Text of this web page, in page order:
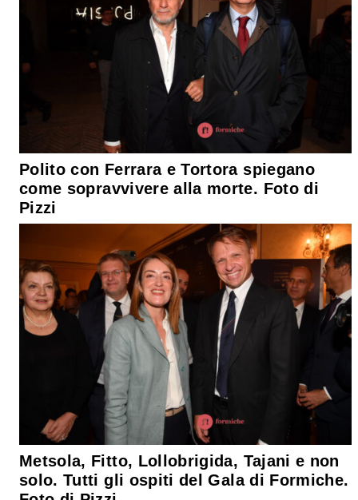
Polito con Ferrara e Tortora spiegano
come sopravvivere alla morte. Foto di
Pizzi
Metsola, Fitto, Lollobrigida, Tajani e non
solo. Tutti gli ospiti del Gala di Formiche.